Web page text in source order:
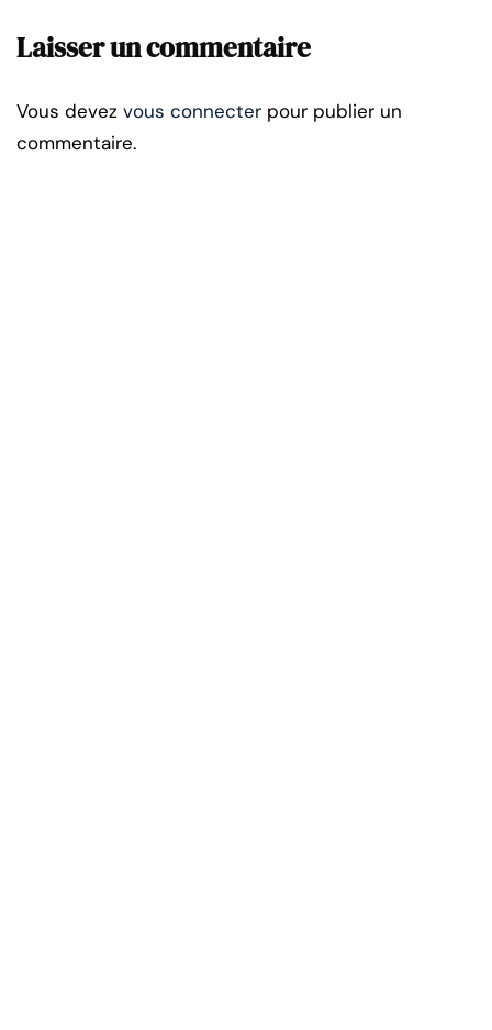
Laisser un commentaire
Vous devez vous connecter pour publier un
commentaire.